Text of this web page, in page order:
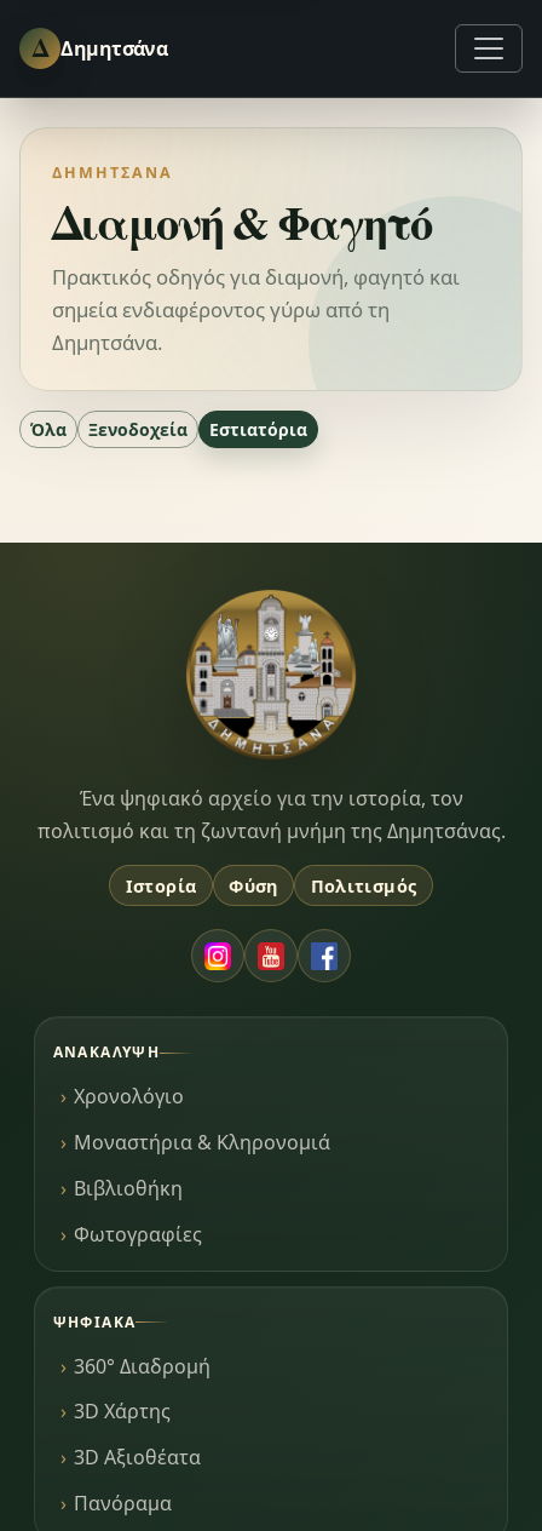
Δ Δημητσάνα
ΔΗΜΗΤΣΆΝΑ
Διαμονή & Φαγητό
Πρακτικός οδηγός για διαμονή, φαγητό και
σημεία ενδιαφέροντος γύρω από τη
Δημητσάνα.
Όλα Ξενοδοχεία Εστιατόρια
Dimitsana.gr
Ένα ψηφιακό αρχείο για την ιστορία, τον
πολιτισμό και τη ζωντανή μνήμη της Δημητσάνας.
Ιστορία Φύση Πολιτισμός
ΑΝΑΚΆΛΥΨΗ
Χρονολόγιο
Μοναστήρια & Κληρονομιά
Βιβλιοθήκη
Φωτογραφίες
ΨΗΦΙΑΚΆ
360° Διαδρομή
3D Χάρτης
3D Αξιοθέατα
Πανόραμα